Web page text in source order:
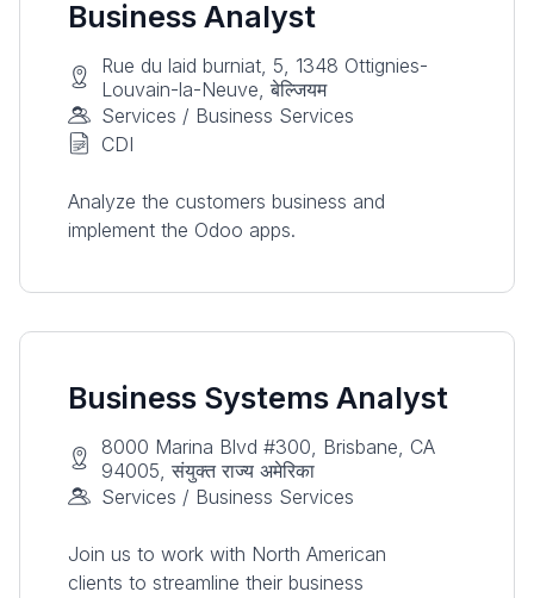
Business Analyst
Rue du laid burniat, 5, 1348 Ottignies-
Louvain-la-Neuve, बेल्जियम
Services / Business Services
CDI
Analyze the customers business and
implement the Odoo apps.
Business Systems Analyst
8000 Marina Blvd #300, Brisbane, CA
94005, संयुक्त राज्य अमेरिका
Services / Business Services
Join us to work with North American
clients to streamline their business